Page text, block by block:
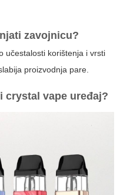
zavojnicu?
učestalosti korištenja i vrsti
proizvodnja pare.
crystal vape uređaj?